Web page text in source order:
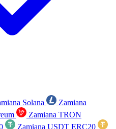
Solana
Zamiana
Zamiana TRON
Zamiana USDT ERC20